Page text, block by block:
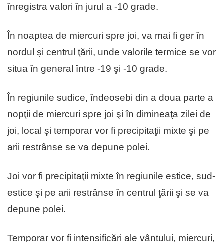
înregistra valori în jurul a -10 grade.
În noaptea de miercuri spre joi, va mai fi ger în
nordul şi centrul ţării, unde valorile termice se vor
situa în general între -19 şi -10 grade.
În regiunile sudice, îndeosebi din a doua parte a
nopţii de miercuri spre joi şi în dimineaţa zilei de
joi, local şi temporar vor fi precipitaţii mixte şi pe
arii restrânse se va depune polei.
Joi vor fi precipitaţii mixte în regiunile estice, sud-
estice şi pe arii restrânse în centrul ţării şi se va
depune polei.
Temporar vor fi intensificări ale vântului, miercuri,